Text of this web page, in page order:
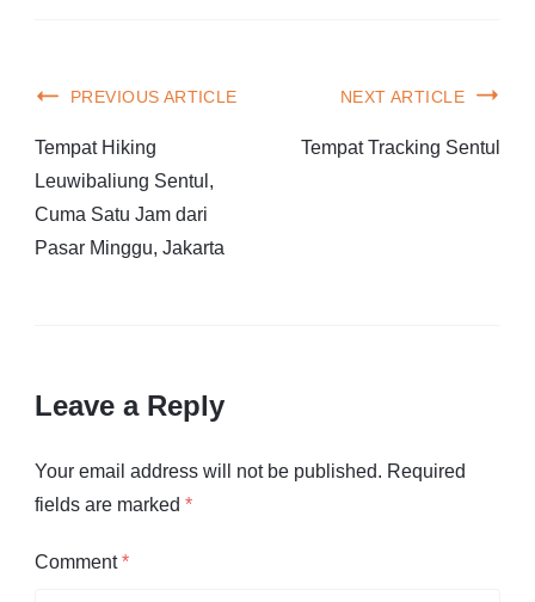
PREVIOUS ARTICLE
Tempat Hiking
Leuwibaliung Sentul,
Cuma Satu Jam dari
Pasar Minggu, Jakarta
NEXT ARTICLE
Tempat Tracking Sentul
Leave a Reply
Your email address will not be published. Required
fields are marked *
Comment*